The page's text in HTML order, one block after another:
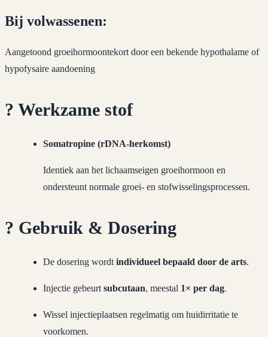
Bij volwassenen:
Aangetoond groeihormoontekort door een bekende hypothalame of
hypofysaire aandoening
? Werkzame stof
Somatropine (rDNA-herkomst)
Identiek aan het lichaamseigen groeihormoon en
ondersteunt normale groei- en stofwisselingsprocessen.
? Gebruik & Dosering
De dosering wordt individueel bepaald door de arts.
Injectie gebeurt subcutaan, meestal 1× per dag.
Wissel injectieplaatsen regelmatig om huidirritatie te
voorkomen.